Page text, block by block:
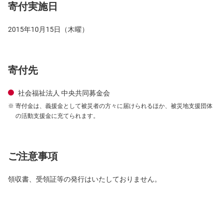
寄付実施日
2015年10月15日（木曜）
寄付先
社会福祉法人 中央共同募金会
寄付金は、義援金として被災者の方々に届けられるほか、被災地支援団体
の活動支援金に充てられます。
ご注意事項
領収書、受領証等の発行はいたしておりません。